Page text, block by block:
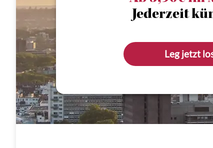
Jederzeit
Leg jetzt